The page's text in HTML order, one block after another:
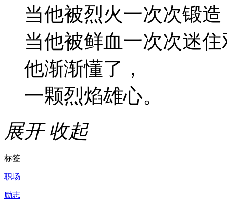
当他被烈火一次次锻造
当他被鲜血一次次迷住
他渐渐懂了，
一颗烈焰雄心。
展开 收起
标签
职场
励志